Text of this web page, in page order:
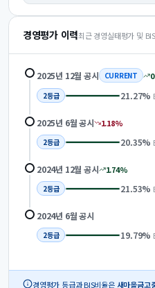
경영평가 이력최근 경영실태평가 및
2025년 12월 공시 CURRENT
2등급 21.27%
2025년 6월공시 1.18%
2등급 20.35%
2024년 12월 공시 1.74%
2등급 21.53%
2024년 6월공시
2등급 19.79%
경영평가 등급과 BIS비율은 새마을금고